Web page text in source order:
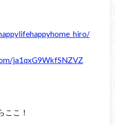
ja1qxG9WkfSNZVZ
ここ！